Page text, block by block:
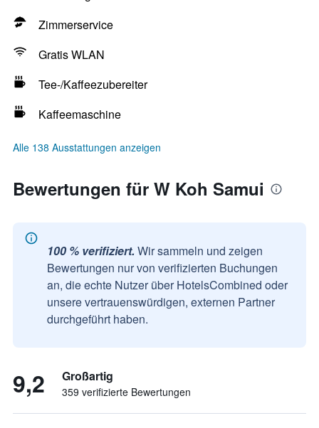
Zimmerservice
Gratis WLAN
Tee-/Kaffeezubereiter
Kaffeemaschine
Alle 138 Ausstattungen anzeigen
Bewertungen für W Koh Samui
100 % verifiziert. Wir sammeln und zeigen
Bewertungen nur von verifizierten Buchungen
an, die echte Nutzer über HotelsCombined oder
unsere vertrauenswürdigen, externen Partner
durchgeführt haben.
9,2 Großartig
359 verifizierte Bewertungen